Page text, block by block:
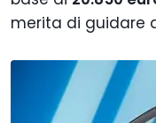
merita di guidare